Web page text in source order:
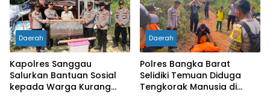
Daerah
Kapolres Sanggau
Salurkan Bantuan Sosial
kepada Warga Kurang
Daerah
Polres Bangka Barat
Selidiki Temuan Diduga
Tengkorak Manusia di